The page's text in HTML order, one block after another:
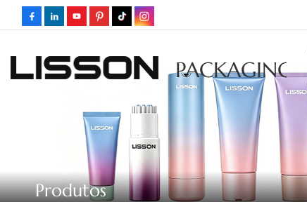
PACKAGING
Produtos